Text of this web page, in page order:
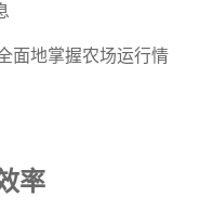
面地掌握农场运行情
率